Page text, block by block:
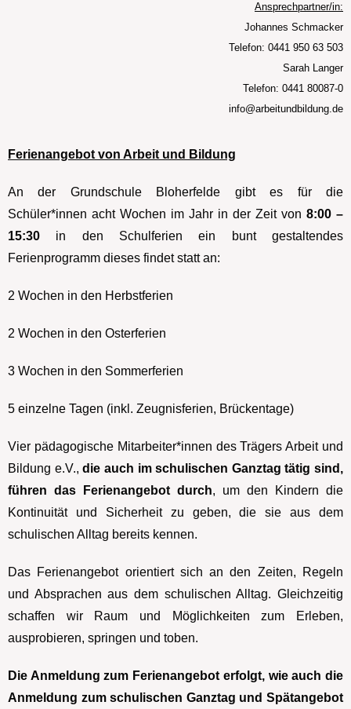
Ansprechpartner/in:
Johannes Schmacker
Telefon: 0441 950 63 503
Sarah Langer
Telefon: 0441 80087-0
info@arbeitundbildung.de
Ferienangebot von Arbeit und Bildung
An der Grundschule Bloherfelde gibt es für die
Schüler*innen acht Wochen im Jahr in der Zeit von 8:00 –
15:30 in den Schulferien ein bunt gestaltendes
Ferienprogramm dieses findet statt an:
2 Wochen in den Herbstferien
2 Wochen in den Osterferien
3 Wochen in den Sommerferien
5 einzelne Tagen (inkl. Zeugnisferien, Brückentage)
Vier pädagogische Mitarbeiter*innen des Trägers Arbeit und
Bildung e.V.,die auch im schulischen Ganztag tätig sind,
führen das Ferienangebot durch, um den Kindern die
Kontinuität und Sicherheit zu geben, die sie aus dem
schulischen Alltag bereits kennen.
Das Ferienangebot orientiert sich an den Zeiten, Regeln
und Absprachen aus dem schulischen Alltag. Gleichzeitig
schaffen wir Raum und Möglichkeiten zum Erleben,
ausprobieren, springen und toben.
Die Anmeldung zum Ferienangebot erfolgt, wie auch die
Anmeldung zum schulischen Ganztag und Spätangebot